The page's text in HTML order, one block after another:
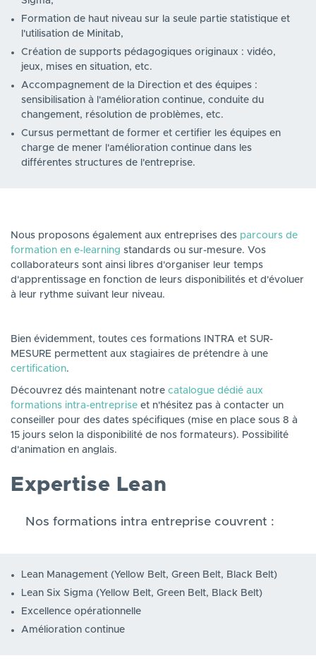
Formation de haut niveau sur la seule partie statistique et
l'utilisation de Minitab,
Création de supports pédagogiques originaux : vidéo,
jeux, mises en situation, etc.
Accompagnement de la Direction et des équipes :
sensibilisation à l'amélioration continue, conduite du
changement, résolution de problèmes, etc.
Cursus permettant de former et certifier les équipes en
charge de mener l'amélioration continue dans les
différentes structures de l'entreprise.
Nous proposons également aux entreprises des parcours de
formation en e-learning standards ou sur-mesure. Vos
collaborateurs sont ainsi libres d'organiser leur temps
d'apprentissage en fonction de leurs disponibilités et d'évoluer
à leur rythme suivant leur niveau.
Bien évidemment, toutes ces formations INTRA et SUR-
MESURE permettent aux stagiaires de prétendre à une
certification.
Découvrez dés maintenant notre catalogue dédié aux
formations intra-entreprise et n'hésitez pas à contacter un
conseiller pour des dates spécifiques (mise en place sous 8 à
15 jours selon la disponibilité de nos formateurs). Possibilité
d'animation en anglais.
Expertise Lean
Nos formations intra entreprise couvrent :
Lean Management (Yellow Belt, Green Belt, Black Belt)
Lean Six Sigma (Yellow Belt, Green Belt, Black Belt)
Excellence opérationnelle
Amélioration continue